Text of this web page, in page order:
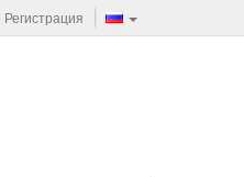
Регистрация